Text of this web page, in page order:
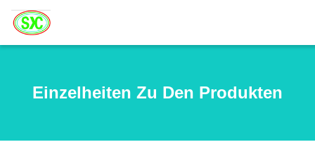
Einzelheiten Zu Den Produkten